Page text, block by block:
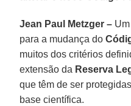
Jean Paul Metzger –
para a mudança do
muitos dos critérios
extensão da Reserva
que têm de ser
base científica.